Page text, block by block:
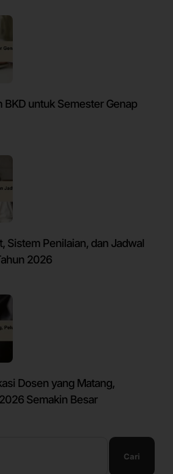
BKD untuk Semester Genap
Sistem Penilaian, dan Jadwal
2026
Dosen yang Matang,
Semakin Besar
Cari